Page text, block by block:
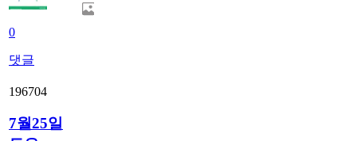
0
댓글
196704
7월25일